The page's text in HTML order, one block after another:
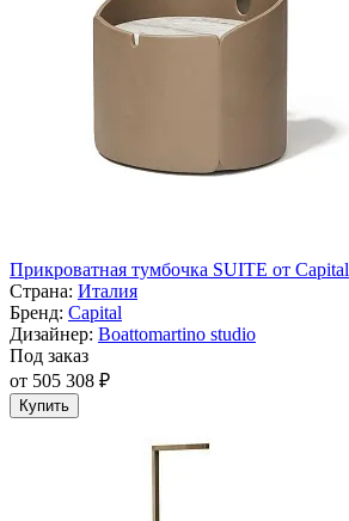
Прикроватная тумбочка SUITE от Capital
Страна: Италия
Бренд: Capital
Дизайнер: Boattomartino studio
Под заказ
от 505 308 ₽
Купить